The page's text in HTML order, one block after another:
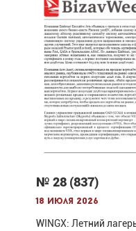
№ 28 (837)
18 июля 2026
WINGX: Летний